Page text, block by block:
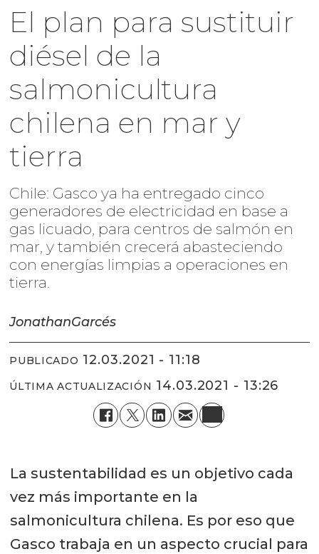
El plan para sustituir
diésel de la
salmonicultura
chilena en mar y
tierra
Chile: Gasco ya ha entregado cinco
generadores de electricidad en base a
gas licuado, para centros de salmón en
mar, y también crecerá abasteciendo
con energías limpias a operaciones en
tierra.
JonathanGarcés
PUBLICADO 12.03.2021 - 11:18
ÚLTIMA ACTUALIZACIÓN 14.03.2021 - 13:26
La sustentabilidad es un objetivo cada
vez más importante en la
salmonicultura chilena. Es por eso que
Gasco trabaja en un aspecto crucial para